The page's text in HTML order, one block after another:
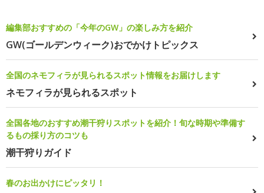
編集部おすすめの「今年のGW」の楽しみ方を紹介
GW(ゴールデンウィーク)おでかけトピックス
全国のネモフィラが見られるスポット情報をお届けします
ネモフィラが見られるスポット
全国各地のおすすめ潮干狩りスポットを紹介！旬な時期や準備す
るもの採り方のコツも
潮干狩りガイド
春のお出かけにピッタリ！